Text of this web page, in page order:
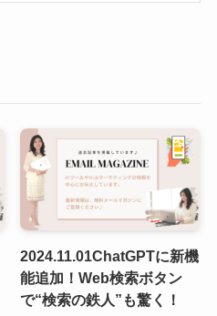
2024.11.01ChatGPTに新機
能追加！Web検索ボタン
で“検索の鉄人”も驚く！